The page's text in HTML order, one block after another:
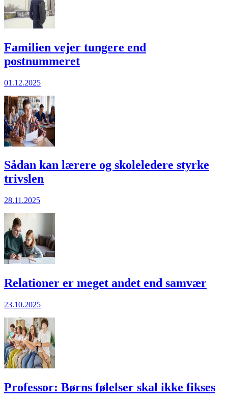
Familien vejer tungere end
postnummeret
01.12.2025
Sådan kan lærere og skole­ledere styrke
trivslen
28.11.2025
Relationer er meget andet end samvær
23.10.2025
Professor: Børns følelser skal ikke fikses